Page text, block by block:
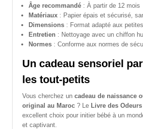
Âge recommandé : À partir de 12 mois
Matériaux : Papier épais et sécurisé,
Dimensions : Format adapté aux
Entretien : Nettoyage avec un chiffon
Normes : Conforme aux normes de
Un cadeau sensoriel
les tout-petits
Vous cherchez un cadeau de naissance
original au Maroc ? Le Livre des Odeurs
excellent choix pour initier bébé à un
et captivant.